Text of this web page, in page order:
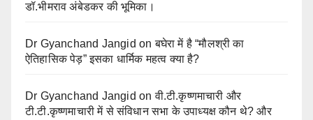
डॉ.भीमराव अंबेडकर की भूमिका।
Dr Gyanchand Jangid onबघेरा में है “मौलश्री का
ऐतिहासिक पेड़” इसका धार्मिक महत्व क्या है?
Dr Gyanchand Jangid onवी.टी.कृष्णमाचारी और
टी.टी.कृष्णमाचारी में से संविधान सभा के उपाध्यक्ष कौन थे? और